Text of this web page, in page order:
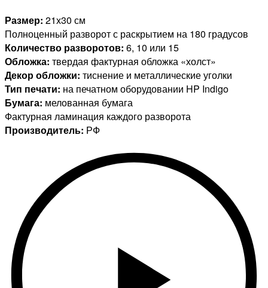
Размер: 21х30 см
Полноценный разворот с раскрытием на 180 градусов
Количество разворотов: 6, 10 или 15
Обложка: твердая фактурная обложка «холст»
Декор обложки: тиснение и металлические уголки
Тип печати: на печатном оборудовании HP Indigo
Бумага: мелованная бумага
Фактурная ламинация каждого разворота
Производитель: РФ